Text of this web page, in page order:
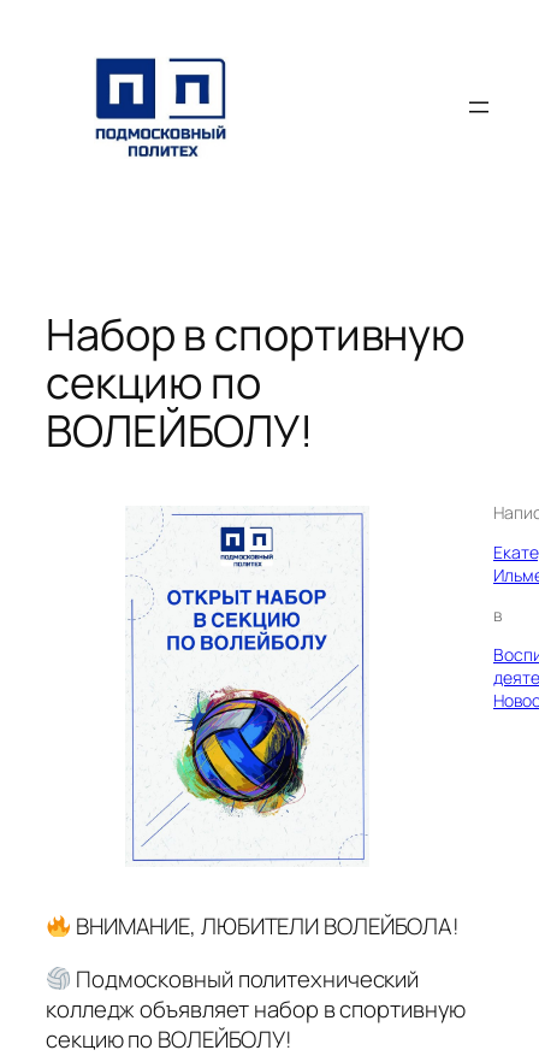
содержимому
Набор в спортивную
секцию по
ВОЛЕЙБОЛУ!
в
ВНИМАНИЕ, ЛЮБИТЕЛИ ВОЛЕЙБОЛА!
Подмосковный политехнический
колледж объявляет набор в спортивную
секцию по ВОЛЕЙБОЛУ!